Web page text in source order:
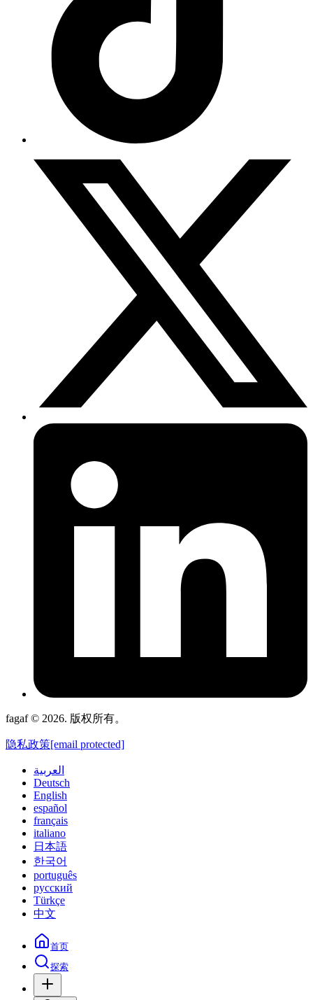
fagaf © 2026. 版权所有。
隐私政策[email protected]
العربية
Deutsch
English
español
français
italiano
日本語
한국어
português
русский
Türkçe
中文
首页
探索